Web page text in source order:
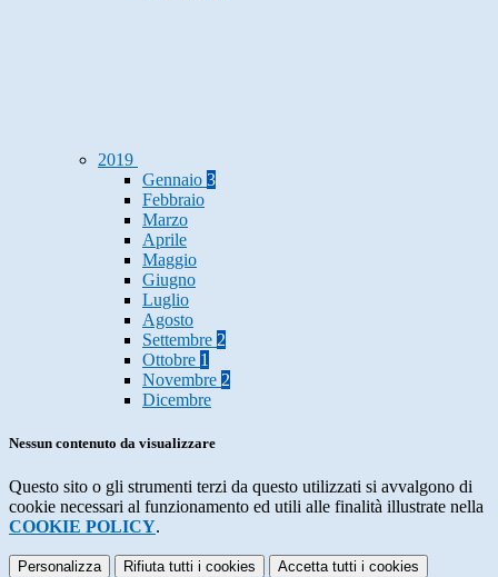
2019
Gennaio 3
Febbraio
Marzo
Aprile
Maggio
Giugno
Luglio
Agosto
Settembre 2
Ottobre 1
Novembre 2
Dicembre
Nessun contenuto da visualizzare
Questo sito o gli strumenti terzi da questo utilizzati si avvalgono di
cookie necessari al funzionamento ed utili alle finalità illustrate nella
COOKIE POLICY.
Personalizza Rifiuta tutti i cookies Accetta tutti i cookies